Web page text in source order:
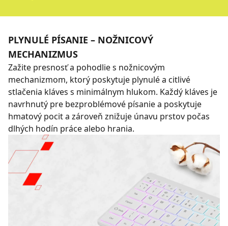
PLYNULÉ PÍSANIE – NOŽNICOVÝ
MECHANIZMUS
Zažite presnosť a pohodlie s nožnicovým
mechanizmom, ktorý poskytuje plynulé a citlivé
stlačenia kláves s minimálnym hlukom. Každý kláves je
navrhnutý pre bezproblémové písanie a poskytuje
hmatový pocit a zároveň znižuje únavu prstov počas
dlhých hodín práce alebo hrania.